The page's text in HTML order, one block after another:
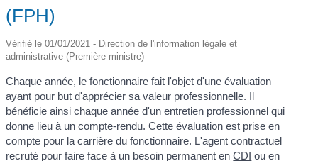
(FPH)
Vérifié le 01/01/2021 - Direction de l'information légale et
administrative (Première ministre)
Chaque année, le fonctionnaire fait l'objet d'une évaluation
ayant pour but d'apprécier sa valeur professionnelle. Il
bénéficie ainsi chaque année d'un entretien professionnel qui
donne lieu à un compte-rendu. Cette évaluation est prise en
compte pour la carrière du fonctionnaire. L'agent contractuel
recruté pour faire face à un besoin permanent enCDI ou en